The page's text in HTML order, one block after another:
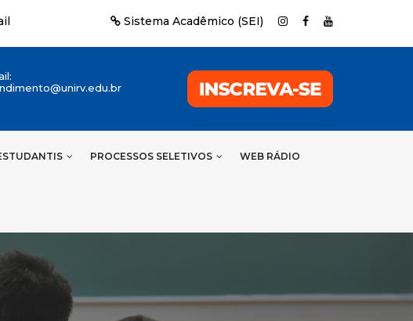
Sistema Acadêmico (SEI)
PROCESSOS SELETIVOS WEB RÁDIO